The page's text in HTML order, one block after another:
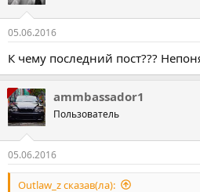
05.06.2016
К чему последний пост???
ammbassador1
Пользователь
05.06.2016
Outlaw_z сказав(ла):